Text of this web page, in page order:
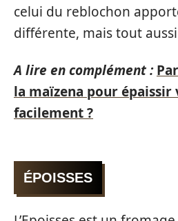
celui du reblochon
différente, mais tout
A lire en complément :
la maïzena pour épaissir
facilement ?
ÉPOISSES